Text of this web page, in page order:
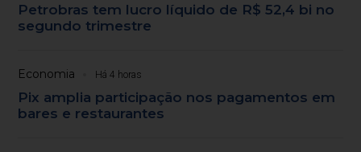
Petrobras tem lucro líquido de R$ 52,4 bi no
segundo trimestre
Economia Há 4 horas
Pix amplia participação nos pagamentos em
bares e restaurantes